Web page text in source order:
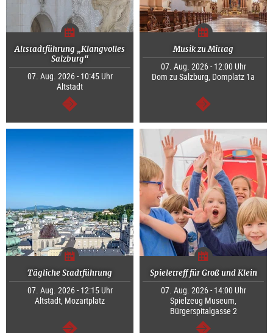
Altstadtführung „Klangvolles
Salzburg“
07. Aug. 2026 - 10:45 Uhr
Altstadt
weiter
Musik zu Mittag
07. Aug. 2026 - 12:00 Uhr
Dom zu Salzburg, Domplatz 1a
weiter
Tägliche Stadtführung
07. Aug. 2026 - 12:15 Uhr
Altstadt, Mozartplatz
Spieletreff für Groß und Klein
07. Aug. 2026 - 14:00 Uhr
Spielzeug Museum,
Bürgerspitalgasse 2